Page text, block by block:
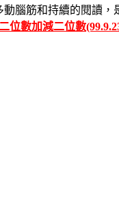
腦筋和持續的閱讀，
位數加減二位數